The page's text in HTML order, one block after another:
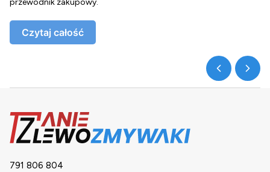
przewodnik zakupowy.
Czytaj całość
791 806 804